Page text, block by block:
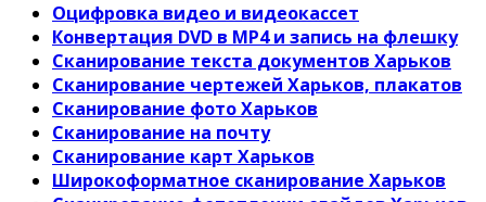
Оцифровка видео и видеокассет
Конвертация DVD в MP4 и запись на флешку
Сканирование текста документов Харьков
Сканирование чертежей Харьков, плакатов
Сканирование фото Харьков
Сканирование на почту
Сканирование карт Харьков
Широкоформатное сканирование Харьков